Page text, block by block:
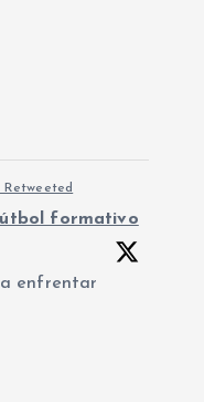
Retweeted
formativo
enfrentar